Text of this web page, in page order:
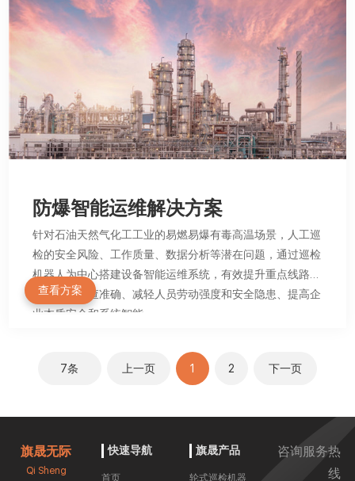
防爆智能运维解决方案
针对石油天然气化工工业的易燃易爆有毒高温场景，人工巡
检的安全风险、工作质量、数据分析等潜在问题，通过巡检
机器人为中心搭建设备智能运维系统，有效提升重点线路巡
检质量和排查准确、减轻人员劳动强度和安全隐患、提高企
业本质安全和系统智能。
查看方案
7条 上一页 1 2 下一页
旗晟无际
Qi Sheng
快速导航
首页
旗晟产品
轮式巡检机器
咨询服务热
线